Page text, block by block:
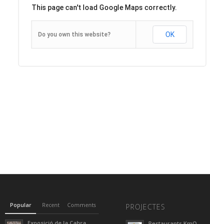
This page can't load Google Maps correctly.
Do you own this website? OK
Popular Recent Comments PROJECTES